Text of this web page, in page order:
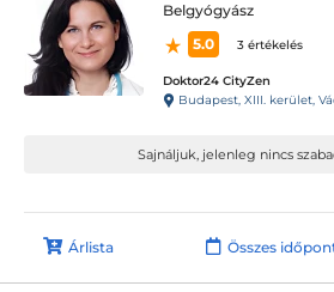
Belgyógyász
5.0
3 értékelés
Doktor24 CityZen
Budapest, XIII. kerület,
Sajnáljuk, jelenleg nincs
Árlista Összes